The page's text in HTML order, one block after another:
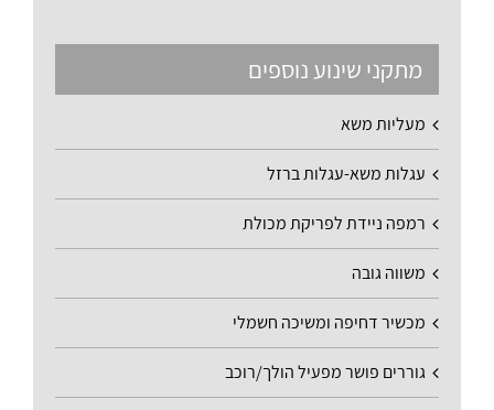
מתקני שינוע נוספים
מעליות משא
עגלות משא-עגלות ברזל
רמפה ניידת לפריקת מכולת
משווה גובה
מכשיר דחיפה ומשיכה חשמלי
גוררים פושר מפעיל הולך/רוכב